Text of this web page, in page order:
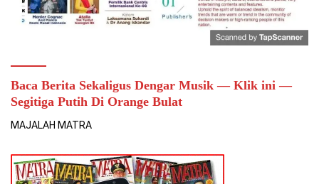
Baca Berita Sekaligus Dengar Musik — Klik ini —
Segitiga Putih Di Orange Bulat
MAJALAH MATRA